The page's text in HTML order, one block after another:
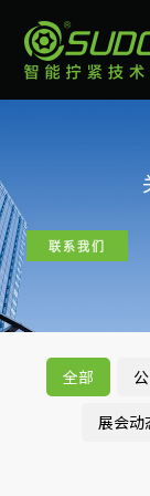
联系我们
全部
展会动